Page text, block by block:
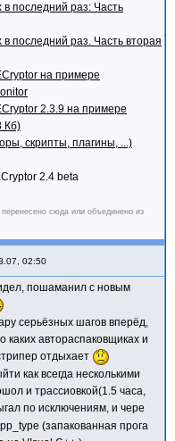
последний раз: Часть
последний раз. Часть вторая
на примере
2.3.9 на примере
Кб)
скрипты, плагины, ...)
2.4 beta
сюда или объединено из
02:50
пошаманил с новым
серьёзных шагов вперёд,
каких автораспаковщиках и
отдыхает
как всегда несколькими
и трассиовкой(1.5 часа,
по исключениям, и чере
(запакованная прога